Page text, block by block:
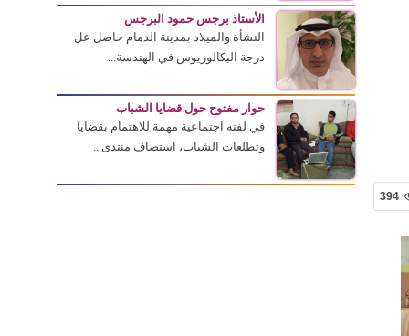
394
الأستاذ برجس حمود البرجس
النشأة والميلاد بمدينة الدمام حاصل عل
درجة البكالوريوس في الهندسة...
حوار مفتوح حول قضايا الشباب
في لفته اجتماعية مهمة للاهتمام بقضايا
وتطلعات الشباب، استضاف منتدى...